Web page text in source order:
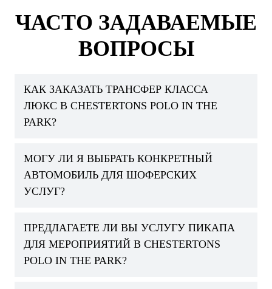
ЧАСТО ЗАДАВАЕМЫЕ
ВОПРОСЫ
КАК ЗАКАЗАТЬ ТРАНСФЕР КЛАССА
ЛЮКС В CHESTERTONS POLO IN THE
PARK?
МОГУ ЛИ Я ВЫБРАТЬ КОНКРЕТНЫЙ
АВТОМОБИЛЬ ДЛЯ ШОФЕРСКИХ
УСЛУГ?
ПРЕДЛАГАЕТЕ ЛИ ВЫ УСЛУГУ ПИКАПА
ДЛЯ МЕРОПРИЯТИЙ В CHESTERTONS
POLO IN THE PARK?